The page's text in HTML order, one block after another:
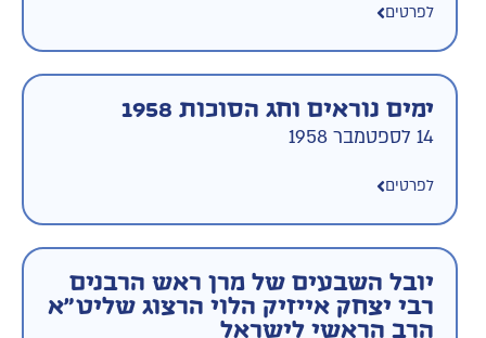
לפרטים
ימים נוראים וחג הסוכות 1958
14 לספטמבר 1958
לפרטים
יובל השבעים של מרן ראש הרבנים
רבי יצחק אייזיק הלוי הרצוג שליט"א
הרב הראשי לישראל